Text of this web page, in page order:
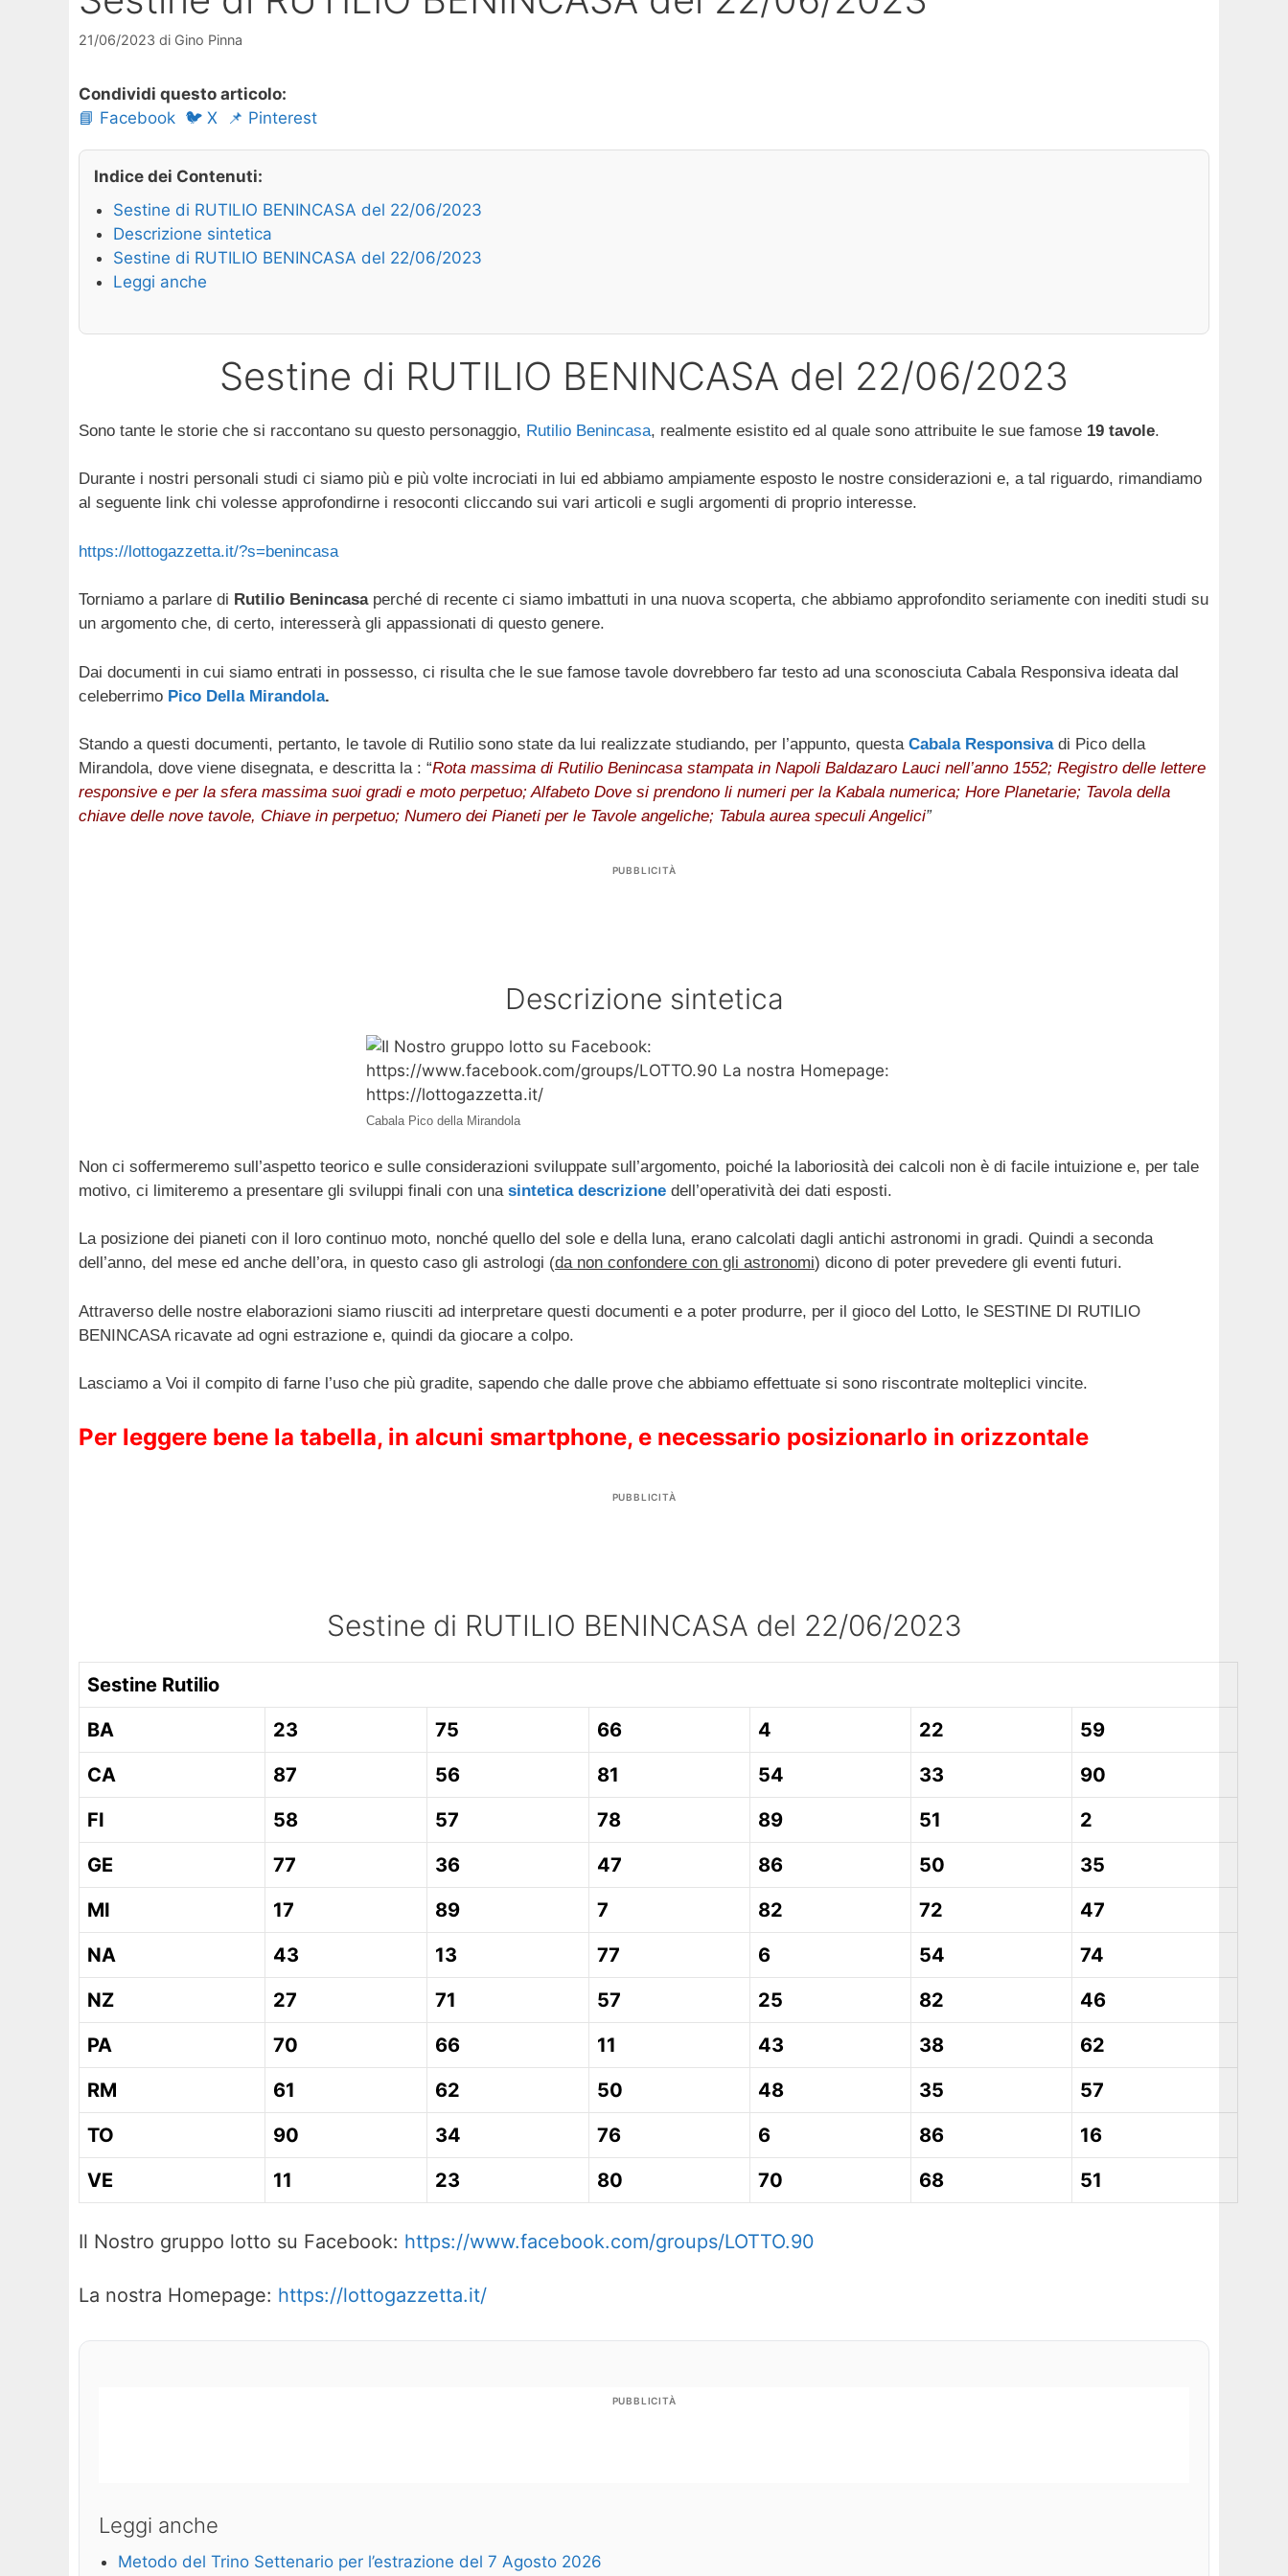
21/06/2023 di Gino Pinna
Condividi questo articolo:
📘 Facebook 🐦 X 📌 Pinterest
Indice dei Contenuti:
Sestine di RUTILIO BENINCASA del 22/06/2023
Descrizione sintetica
Sestine di RUTILIO BENINCASA del 22/06/2023
Leggi anche
Sestine di RUTILIO BENINCASA del 22/06/2023
Sono tante le storie che si raccontano su questo personaggio, Rutilio Benincasa, realmente esistito ed al quale sono attribuite le sue famose 19 tavole.
Durante i nostri personali studi ci siamo più e più volte incrociati in lui ed abbiamo ampiamente esposto le nostre considerazioni e, a tal riguardo, rimandiamo
al seguente link chi volesse approfondirne i resoconti cliccando sui vari articoli e sugli argomenti di proprio interesse.
https://lottogazzetta.it/?s=benincasa
Torniamo a parlare di Rutilio Benincasaperché di recente ci siamo imbattuti in una nuova scoperta, che abbiamo approfondito seriamente con inediti studi su
un argomento che, di certo, interesserà gli appassionati di questo genere.
Dai documenti in cui siamo entrati in possesso, ci risulta che le sue famose tavole dovrebbero far testo ad una sconosciuta Cabala Responsiva ideata dal
celeberrimo Pico Della Mirandola.
Stando a questi documenti, pertanto, le tavole di Rutilio sono state da lui realizzate studiando, per l’appunto, questa Cabala Responsivadi Pico della
Mirandola, dove viene disegnata, e descritta la : “Rota massima di Rutilio Benincasa stampata in Napoli Baldazaro Lauci nell’anno 1552; Registro delle lettere
responsive e per la sfera massima suoi gradi e moto perpetuo; Alfabeto Dove si prendono li numeri per la Kabala numerica; Hore Planetarie; Tavola della
chiave delle nove tavole, Chiave in perpetuo; Numero dei Pianeti per le Tavole angeliche; Tabula aurea speculi Angelici”
PUBBLICITÀ
Descrizione sintetica
Cabala Pico della Mirandola
Non ci soffermeremo sull’aspetto teorico e sulle considerazioni sviluppate sull’argomento, poiché la laboriosità dei calcoli non è di facile intuizione e, per tale
motivo, ci limiteremo a presentare gli sviluppi finali con una sintetica descrizione dell’operatività dei dati esposti.
La posizione dei pianeti con il loro continuo moto, nonché quello del sole e della luna, erano calcolati dagli antichi astronomi in gradi. Quindi a seconda
dell’anno, del mese ed anche dell’ora, in questo caso gli astrologi (da non confondere con gli astronomi) dicono di poter prevedere gli eventi futuri.
Attraverso delle nostre elaborazioni siamo riusciti ad interpretare questi documenti e a poter produrre, per il gioco del Lotto, le SESTINE DI RUTILIO
BENINCASA ricavate ad ogni estrazione e, quindi da giocare a colpo.
Lasciamo a Voi il compito di farne l’uso che più gradite, sapendo che dalle prove che abbiamo effettuate si sono riscontrate molteplici vincite.
Per leggere bene la tabella, in alcuni smartphone, e necessario posizionarlo in orizzontale
PUBBLICITÀ
Sestine di RUTILIO BENINCASA del 22/06/2023
Sestine Rutilio
BA
23 75 66 4 22
59
CA
87 56 81 54 33
90
FI
58 57 78 89 51
2
GE
77 36 47 86 50
35
MI
17 89 7 82 72
47
NA
43 13 77 6 54
74
NZ
27 71 57 25 82
46
PA
70 66 11 43 38
62
RM
61 62 50 48 35
57
TO
90 34 76 6 86
16
VE
11 23 80 70 68 51
Il Nostro gruppo lotto su Facebook: https://www.facebook.com/groups/LOTTO.90
La nostra Homepage: https://lottogazzetta.it/
PUBBLICITÀ
Leggi anche
Metodo del Trino Settenario per l’estrazione del 7 Agosto 2026